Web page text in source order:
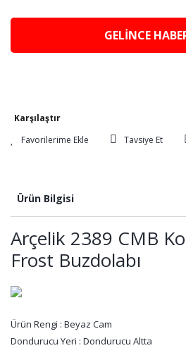
GELİNCE
Karşılaştır
Tavsiye Et
Ürün Bilgisi
Arçelik 2389 CMB
Frost Buzdolabı
Ürün Rengi : Beyaz Cam
Dondurucu Yeri : Dondurucu Altta